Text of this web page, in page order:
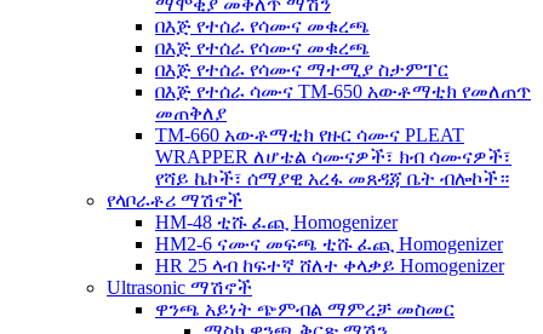
ማሞቂያ መቅለጥ ማሽን
በእጅ የተሰራ የሳሙና መቁረጫ
በእጅ የተሰራ የሳሙና መቁረጫ
በእጅ የተሰራ የሳሙና ማተሚያ ስታምፐር
በእጅ የተሰራ ሳሙና TM-650 አውቶማቲክ የመለጠጥ
መጠቅለያ
TM-660 አውቶማቲክ የዙር ሳሙና PLEAT
WRAPPER ለሆቴል ሳሙናዎች፣ ክብ ሳሙናዎች፣
የሻይ ኬኮች፣ ሰማያዊ አረፋ መጸዳጃ ቤት ብሎኮች።
የላቦራቶሪ ማሽኖች
HM-48 ቲሹ ፈጪ Homogenizer
HM2-6 ናሙና መፍጫ ቲሹ ፈጪ Homogenizer
HR 25 ላብ ከፍተኛ ሸለተ ቀላቃይ Homogenizer
Ultrasonic ማሽኖች
ዋንጫ አይነት ጭምብል ማምረቻ መስመር